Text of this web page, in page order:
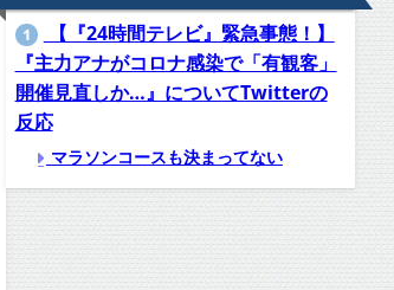
1
【『24時間テレビ』緊急事態！】
『主力アナがコロナ感染で「有観客」
開催見直しか…』についてTwitterの
反応
マラソンコースも決まってない